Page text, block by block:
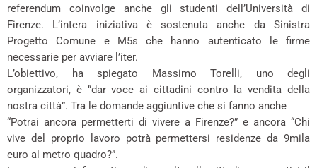
referendum coinvolge anche gli studenti dell’Università di
Firenze. L’intera iniziativa è sostenuta anche da Sinistra
Progetto Comune e M5s che hanno autenticato le firme
necessarie per avviare l’iter.
L’obiettivo, ha spiegato Massimo Torelli, uno degli
organizzatori, è “dar voce ai cittadini contro la vendita della
nostra città”. Tra le domande aggiuntive che si fanno anche
“Potrai ancora permetterti di vivere a Firenze?” e ancora “Chi
vive del proprio lavoro potrà permettersi residenze da 9mila
euro al metro quadro?”.